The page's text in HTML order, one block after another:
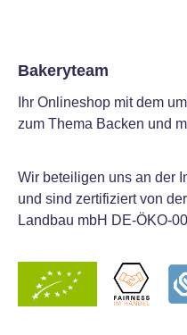
Bakeryteam
Ihr Onlineshop mit dem
zum Thema Backen und
Wir beteiligen uns an der
und sind zertifiziert von
Landbau mbH DE-ÖKO-